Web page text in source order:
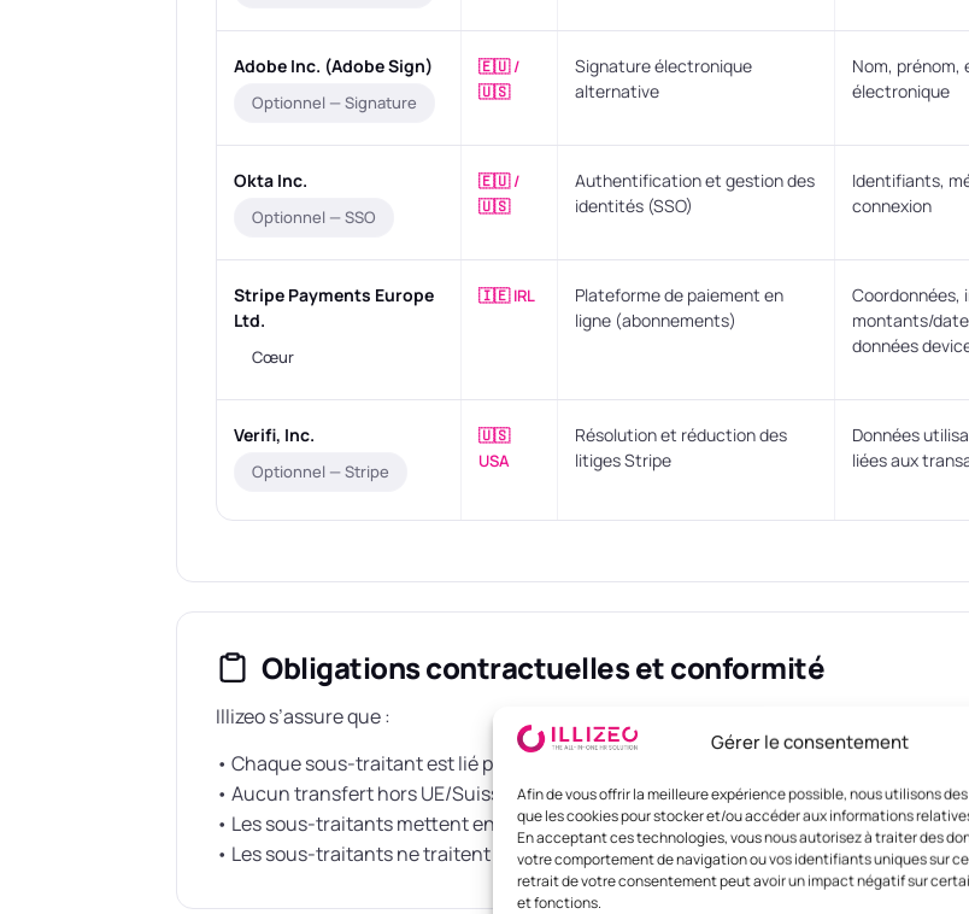
Gérer le consentement
Afin de vous offrir la meilleure expérience possible, nous utilisons
que les cookies pour stocker et/ou accéder aux informations
En acceptant ces technologies, vous nous autorisez à traiter des
votre comportement de navigation ou vos identifiants uniques sur
retrait de votre consentement peut avoir un impact négatif sur
et fonctions.
Adobe Inc. (Adobe Sign)
Optionnel — Signature
🇪🇺 /
🇺🇸
Signature électronique
alternative
Nom, prénom,
électronique
Okta Inc.
Optionnel — SSO
🇪🇺 /
🇺🇸
Authentification et gestion des
identités (SSO)
Identifiants,
connexion
Stripe Payments Europe
Ltd.
Cœur
🇮🇪 IRL
Plateforme de paiement en
ligne (abonnements)
Coordonnées,
montants/
données
Verifi, Inc.
Optionnel — Stripe
🇺🇸
USA
Résolution et réduction des
litiges Stripe
Données
liées aux
Obligations contractuelles et conformité
Illizeo s’assure que :
• Chaque sous-traitant est lié par un contrat de sous-traitance conforme à l’article 28
• Aucun transfert hors UE/Suisse n’est effectué sans garanties appropriées (CCT,
• Les sous-traitants mettent en œuvre des mesures techniques et
• Les sous-traitants ne traitent les données que sur instruction documentée d’Illizeo